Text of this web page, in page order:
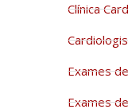
Clínica
Exames
Exames